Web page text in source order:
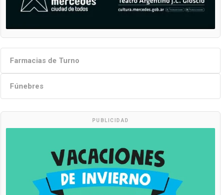
Farmacias de Turno
Fúnebres
PUBLICIDAD